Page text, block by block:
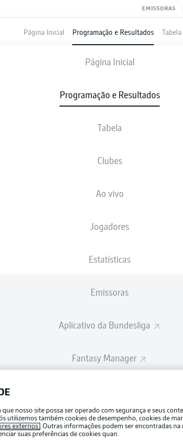
EMISSORAS
Página Inicial Programação e Resultados Tabela
Página Inicial
Programação e Resultados
Tabela
Clubes
Ao vivo
Jogadores
Estatísticas
Emissoras
Aplicativo da Bundesliga
Fantasy Manager
AUGSBURG HEIDENHEIM
2 1
ESCALAÇÕES
APLICATIVO DA BUNDESLIGA
nosso site possa ser operado com segurança e seus
utilizemos também cookies de desempenho, cookies de
externos . Outras informações podem ser encontradas na
suas preferências de cookies quan.